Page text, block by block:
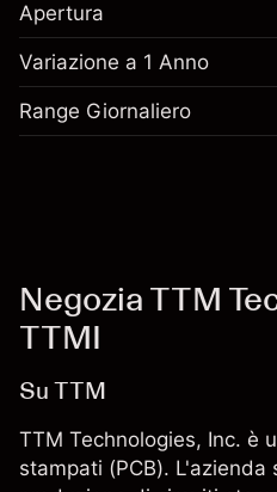
Apertura
Variazione a 1 Anno
Range Giornaliero
Negozia TTM
TTMI
Su TTM
TTM Technologies, Inc. è
stampati (PCB). L'azienda